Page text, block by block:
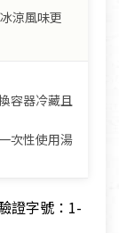
涼風味更
容器冷藏且
次性使用湯
證字號：1-